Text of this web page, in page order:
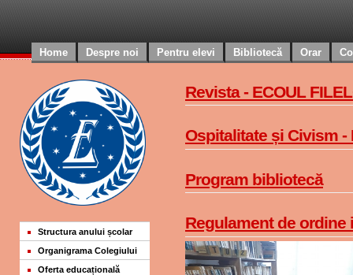
Home Despre noi Pentru elevi Bibliotecă Orar
Structura anului școlar
Organigrama Colegiului
Oferta educațională
Revista - ECOUL
Ospitalitate și Civism -
Program bibliotecă
Regulament de